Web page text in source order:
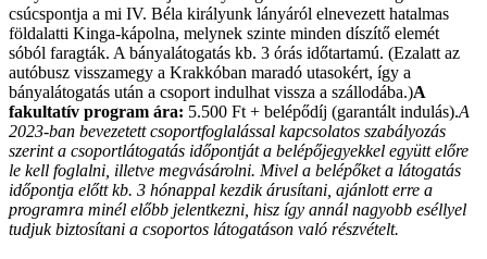
csúcspontja a mi IV. Béla királyunk lányáról elnevezett hatalmas
földalatti Kinga-kápolna, melynek szinte minden díszítő elemét
sóból faragták. A bányalátogatás kb. 3 órás időtartamú. (Ezalatt az
autóbusz visszamegy a Krakkóban maradó utasokért, így a
bányalátogatás után a csoport indulhat vissza a szállodába.)A
fakultatív program ára: 5.500 Ft + belépődíj (garantált indulás).A
2023-ban bevezetett csoportfoglalással kapcsolatos szabályozás
szerint a csoportlátogatás időpontját a belépőjegyekkel együtt előre
le kell foglalni, illetve megvásárolni. Mivel a belépőket a látogatás
időpontja előtt kb. 3 hónappal kezdik árusítani, ajánlott erre a
programra minél előbb jelentkezni, hisz így annál nagyobb eséllyel
tudjuk biztosítani a csoportos látogatáson való részvételt.